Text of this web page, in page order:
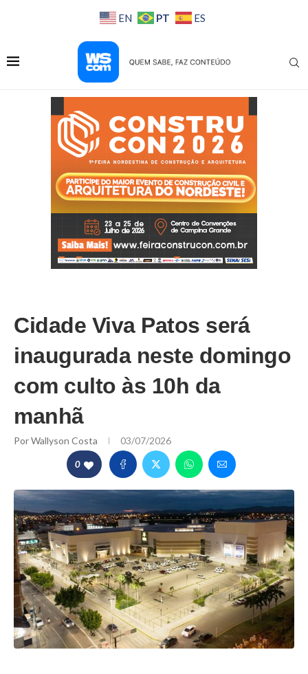
EN PT ES
Cidade Viva Patos será
inaugurada neste domingo
com culto às 10h da
manhã
PorWallyson Costa 03/07/2026
0